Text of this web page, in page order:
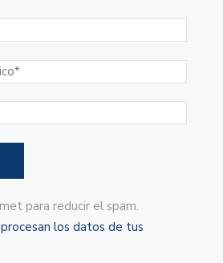
para reducir el spam.
los datos de tus